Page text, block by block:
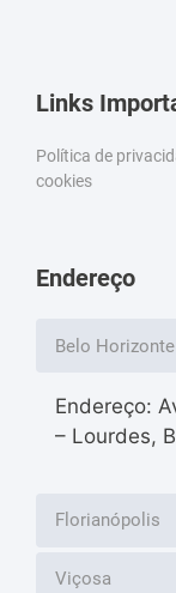
Links
Política de
cookies
Endereço
Belo Horizonte
Endereço:
– Lourdes,
Florianópolis
Viçosa